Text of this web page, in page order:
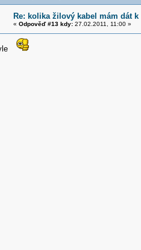
Re: kolika žilový kabel mám dát
« Odpověď #13 kdy:27.02.2011, 11:00 »